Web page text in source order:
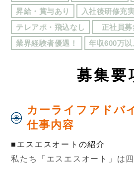
昇給・賞与あり
入社後研修充
テレアポ・飛込なし
正社員募
業界経験者優遇！
年収600万以
募集要
カーライフアドバ
仕事内容
■エスエスオートの紹介
私たち「エスエスオート」は